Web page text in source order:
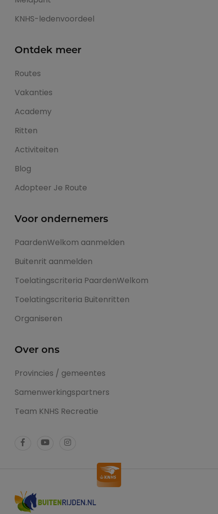
KNHS-ledenvoordeel
Ontdek meer
Routes
Vakanties
Academy
Ritten
Activiteiten
Blog
Adopteer Je Route
Voor ondernemers
PaardenWelkom aanmelden
Buitenrit aanmelden
Toelatingscriteria PaardenWelkom
Toelatingscriteria Buitenritten
Organiseren
Over ons
Provincies / gemeentes
Samenwerkingspartners
Team KNHS Recreatie